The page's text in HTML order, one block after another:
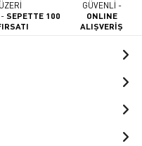
SEPETTE 100
GÜVENLİ -
ONLINE
ALIŞVERİŞ